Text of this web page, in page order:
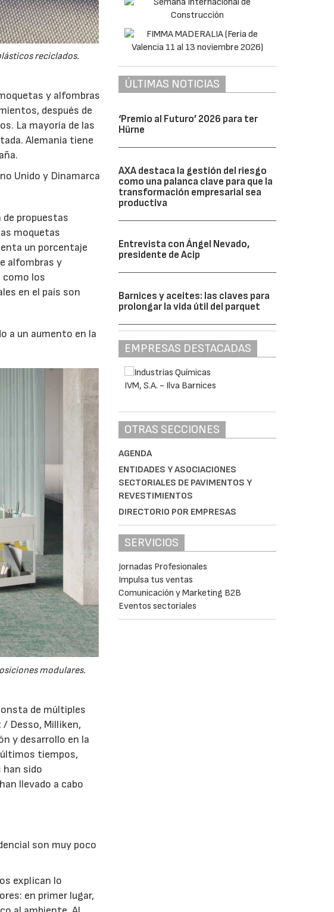
reciclados.
y alfombras
después de
La mayoría de las
Alemania tiene
Unido y Dinamarca
propuestas
moquetas
un porcentaje
alfombras y
como los
en el país son
a un aumento en la
modulares.
de múltiples
/ Desso, Milliken,
y desarrollo en la
tiempos,
sido
llevado a cabo
son muy poco
explican lo
en primer lugar,
ÚLTIMAS NOTICIAS
‘Premio al Futuro’ 2026 para ter
Hürne
AXA destaca la gestión del riesgo
como una palanca clave para que la
transformación empresarial sea
productiva
Entrevista con Ángel Nevado,
presidente de Acip
Barnices y aceites: las claves para
prolongar la vida útil del parquet
EMPRESAS DESTACADAS
OTRAS SECCIONES
AGENDA
ENTIDADES Y ASOCIACIONES
SECTORIALES DE PAVIMENTOS Y
REVESTIMIENTOS
DIRECTORIO POR EMPRESAS
SERVICIOS
Jornadas Profesionales
Impulsa tus ventas
Comunicación y Marketing B2B
Eventos sectoriales